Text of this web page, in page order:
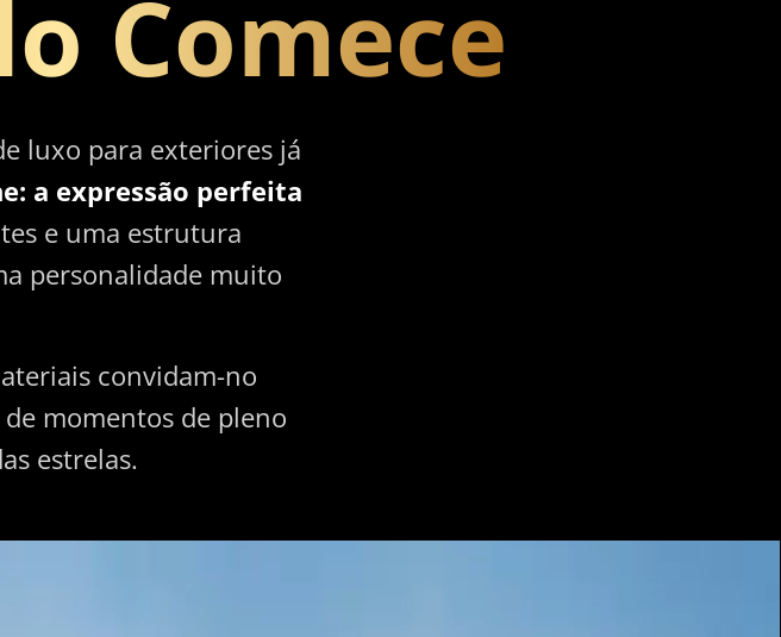
Comece
luxo para exteriores já
a expressão perfeita
e uma estrutura
personalidade muito
convidam-no
momentos de pleno
estrelas.